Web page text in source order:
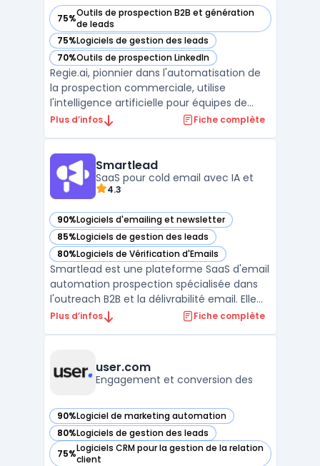
75%Outils de prospection B2B et génération
de leads
— voir Regie.ai dans cette catégorie
75%Logiciels de gestion des leads
— voir Regie.ai dans cette catégorie
70%Outils de prospection LinkedIn
— voir Regie.ai dans cette catégorie
Regie.ai, pionnier dans l'automatisation de
la prospection commerciale, utilise
l'intelligence artificielle pour équipes de
vente afin de transformer l'approche des
des solutions d'automatisation des ventes,
rendant la pr ...
Plus d’infos Fiche complète
Smartlead
SaaS pour cold email avec IA et
4.3
90%Logiciels d'emailing et newsletter
— voir Smartlead dans cette catégorie
85%Logiciels de gestion des leads
— voir Smartlead dans cette catégorie
80%Logiciels de Vérification d'Emails
— voir Smartlead dans cette catégorie
Smartlead est une plateforme SaaS d'email
automation prospection spécialisée dans
l'outreach B2B et la délivrabilité email. Elle
centralise la gestion des comptes email
Plus d’infos Fiche complète
user.com
Engagement et conversion des
90%Logiciel de marketing automation
— voir user.com dans cette catégorie
80%Logiciels de gestion des leads
— voir user.com dans cette catégorie
75%Logiciels CRM pour la gestion de la relation
client
— voir user.com dans cette catégorie